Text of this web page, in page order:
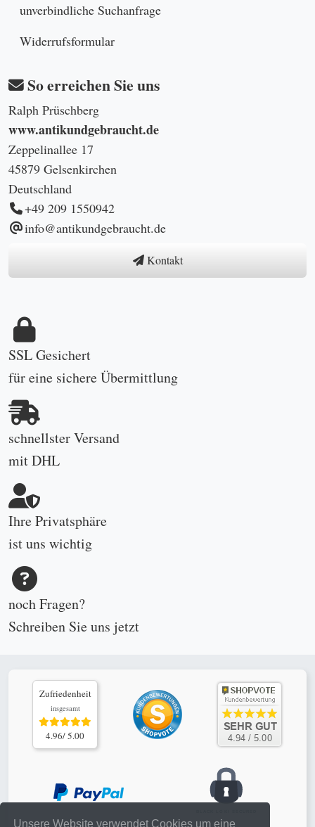
Unsere Website verwendet Cookies um eine
unverbindliche Suchanfrage
Widerrufsformular
So erreichen Sie uns
Ralph Prüschberg
www.antikundgebraucht.de
Zeppelinallee 17
45879 Gelsenkirchen
Deutschland
+49 209 1550942
info@antikundgebraucht.de
Kontakt
SSL Gesichert
für eine sichere Übermittlung
schnellster Versand
mit DHL
Ihre Privatsphäre
ist uns wichtig
noch Fragen?
Schreiben Sie uns jetzt
Zufriedenheit
insgesamt
4.96/ 5.00